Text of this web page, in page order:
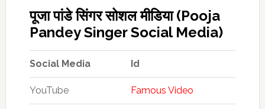
पूजा पांडे सिंगर सोशल मीडिया (Pooja
Pandey Singer Social Media)
Social Media Id
YouTube Famous Video